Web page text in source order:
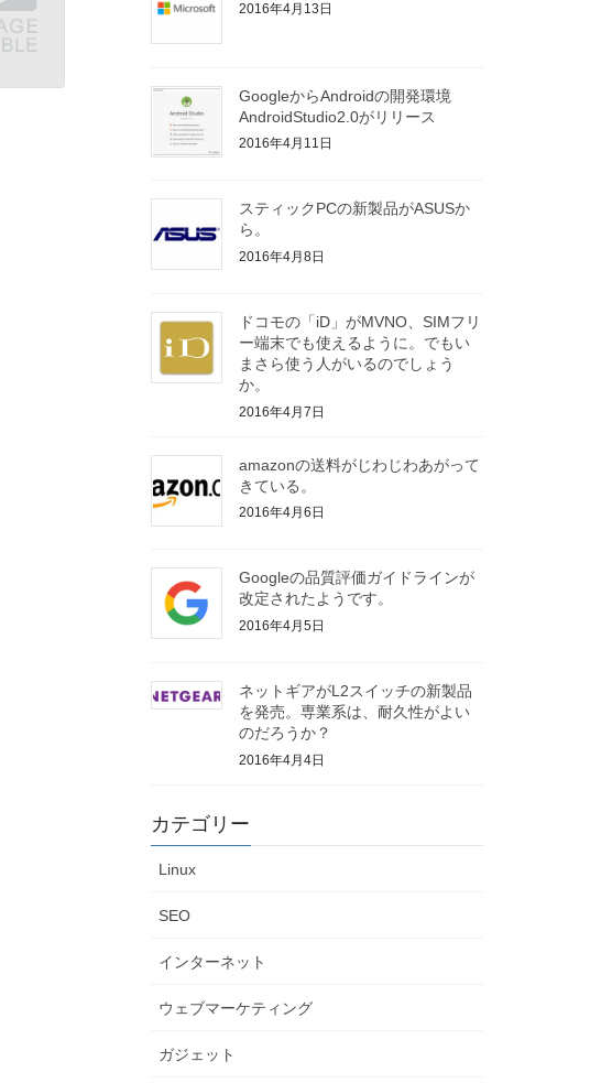
2016年4月13日
GoogleからAndroidの開発環境
AndroidStudio2.0がリリース
2016年4月11日
スティックPCの新製品がASUSか
ら。
2016年4月8日
ドコモの「iD」がMVNO、SIMフリ
ー端末でも使えるように。でもい
まさら使う人がいるのでしょう
か。
2016年4月7日
amazonの送料がじわじわあがって
きている。
2016年4月6日
Googleの品質評価ガイドラインが
改定されたようです。
2016年4月5日
ネットギアがL2スイッチの新製品
を発売。専業系は、耐久性がよい
のだろうか？
2016年4月4日
カテゴリー
Linux
SEO
インターネット
ウェブマーケティング
ガジェット